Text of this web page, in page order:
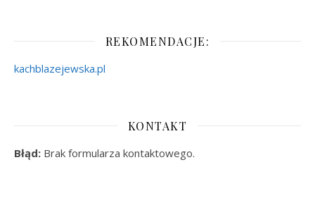
REKOMENDACJE:
kachblazejewska.pl
KONTAKT
Błąd: Brak formularza kontaktowego.